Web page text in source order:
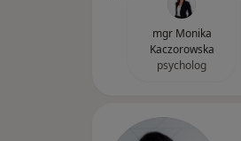
mgr Monika
Kaczorowska
psycholog